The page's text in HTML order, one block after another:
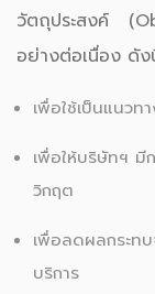
วัตถุประสงค์
อย่างต่อเนื่อง ดั
เพื่อใช้เป็นแนวท
เพื่อให้บริษัทฯ มี
วิกฤต
เพื่อลดผลกระทบ
บริการ